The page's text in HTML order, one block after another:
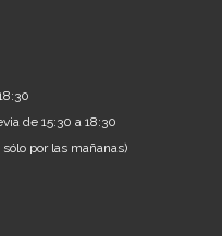
de 15:30 a 18:30
por las mañanas)